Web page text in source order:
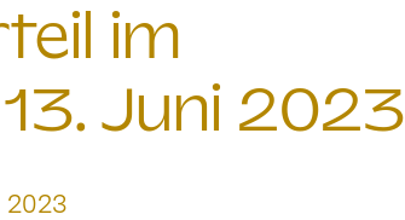
im
Juni 2023
2023